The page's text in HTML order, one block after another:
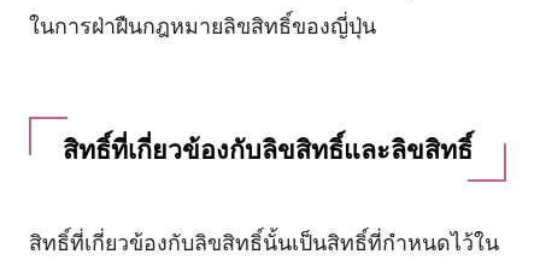
ในการฝ่าฝืนกฎหมายลิขสิทธิ์ของญี่ปุ่น
สิทธิ์ที่เกี่ยวข้องกับลิขสิทธิ์และลิขสิทธิ์
สิทธิ์ที่เกี่ยวข้องกับลิขสิทธิ์นั้นเป็นสิทธิ์ที่กำหนดไว้ใน